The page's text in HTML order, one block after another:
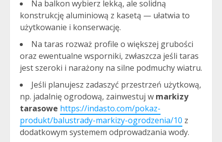
Na balkon wybierz lekką, ale solidną
konstrukcję aluminiową z kasetą — ułatwia to
użytkowanie i konserwację.
Na taras rozważ profile o większej grubości
oraz ewentualne wsporniki, zwłaszcza jeśli taras
jest szeroki i narażony na silne podmuchy wiatru.
Jeśli planujesz zadaszyć przestrzeń użytkową,
np. jadalnię ogrodową, zainwestuj w markizy
tarasowe https://indasto.com/pokaz-
produkt/balustrady-markizy-ogrodzenia/10 z
dodatkowym systemem odprowadzania wody.